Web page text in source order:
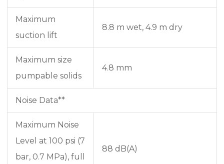
Maximum
suction lift
8.8 m wet, 4.9 m dry
Maximum size
pumpable solids
4.8 mm
Noise Data**
Maximum Noise
Level at 100 psi (7
bar, 0.7 MPa), full
88 dB(A)